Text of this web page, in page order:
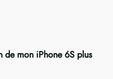
de mon iPhone 6S plus